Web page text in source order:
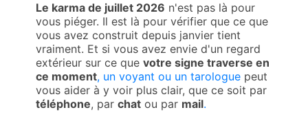
Le karma de juillet 2026 n'est pas là pour
vous piéger. Il est là pour vérifier que ce que
vous avez construit depuis janvier tient
vraiment. Et si vous avez envie d'un regard
extérieur sur ce que votre signe traverse en
ce moment, un voyant ou un tarologue peut
vous aider à y voir plus clair, que ce soit par
téléphone, par chat ou par mail.